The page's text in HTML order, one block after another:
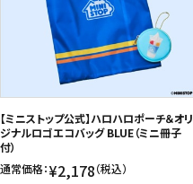
【ミニストップ公式】ハロハロポーチ＆オリ
ジナルロゴエコバッグ BLUE（ミニ冊子
付）
通常価格：¥2,178（税込）